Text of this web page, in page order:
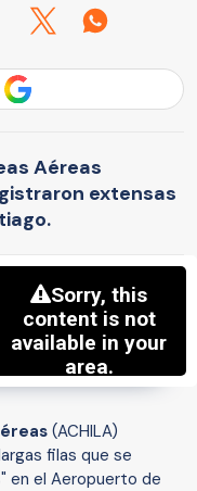
Aéreas
extensas
(ACHILA)
filas que se
en el Aeropuerto de